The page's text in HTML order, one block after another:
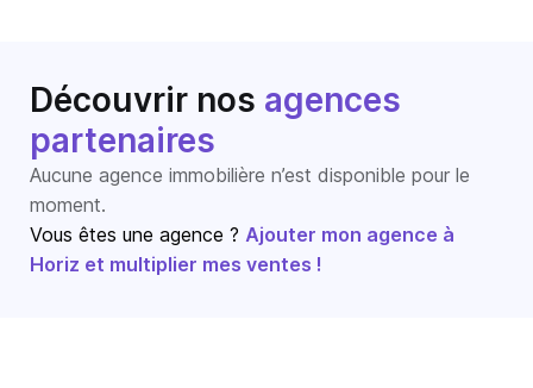
Découvrir nos agences
partenaires
Aucune agence immobilière n’est disponible pour le
moment.
Vous êtes une agence ? Ajouter mon agence à
Horiz et multiplier mes ventes !